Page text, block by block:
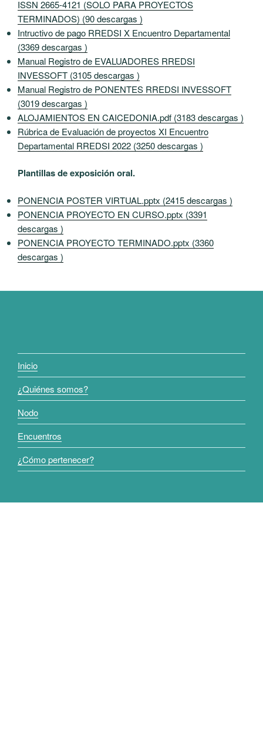
ISSN 2665-4121 (SOLO PARA PROYECTOS
TERMINADOS) (90 descargas )
Intructivo de pago RREDSI X Encuentro Departamental
(3369 descargas )
Manual Registro de EVALUADORES RREDSI
INVESSOFT (3105 descargas )
Manual Registro de PONENTES RREDSI INVESSOFT
(3019 descargas )
ALOJAMIENTOS EN CAICEDONIA.pdf (3183 descargas )
Rúbrica de Evaluación de proyectos XI Encuentro
Departamental RREDSI 2022 (3250 descargas )
Plantillas de exposición oral.
PONENCIA POSTER VIRTUAL.pptx (2415 descargas )
PONENCIA PROYECTO EN CURSO.pptx (3391
descargas )
PONENCIA PROYECTO TERMINADO.pptx (3360
descargas )
Inicio
¿Quiénes somos?
Nodo
Encuentros
¿Cómo pertenecer?